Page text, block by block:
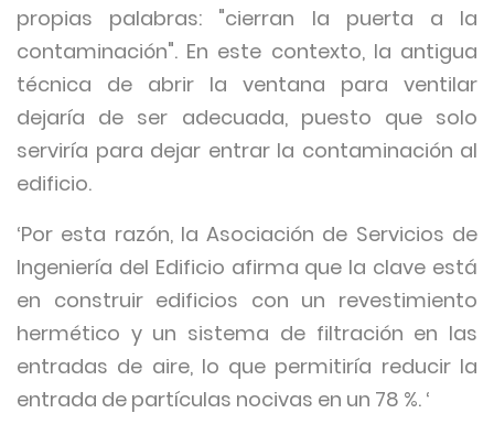
propias palabras: "cierran la puerta a la
contaminación". En este contexto, la antigua
técnica de abrir la ventana para ventilar
dejaría de ser adecuada, puesto que solo
serviría para dejar entrar la contaminación al
edificio.
‘Por esta razón, la Asociación de Servicios de
Ingeniería del Edificio afirma que la clave está
en construir edificios con un revestimiento
hermético y un sistema de filtración en las
entradas de aire, lo que permitiría reducir la
entrada de partículas nocivas en un 78 %. ‘